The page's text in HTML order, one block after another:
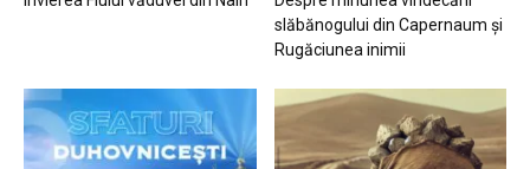
slăbănogului din Capernaum și
Rugăciunea inimii